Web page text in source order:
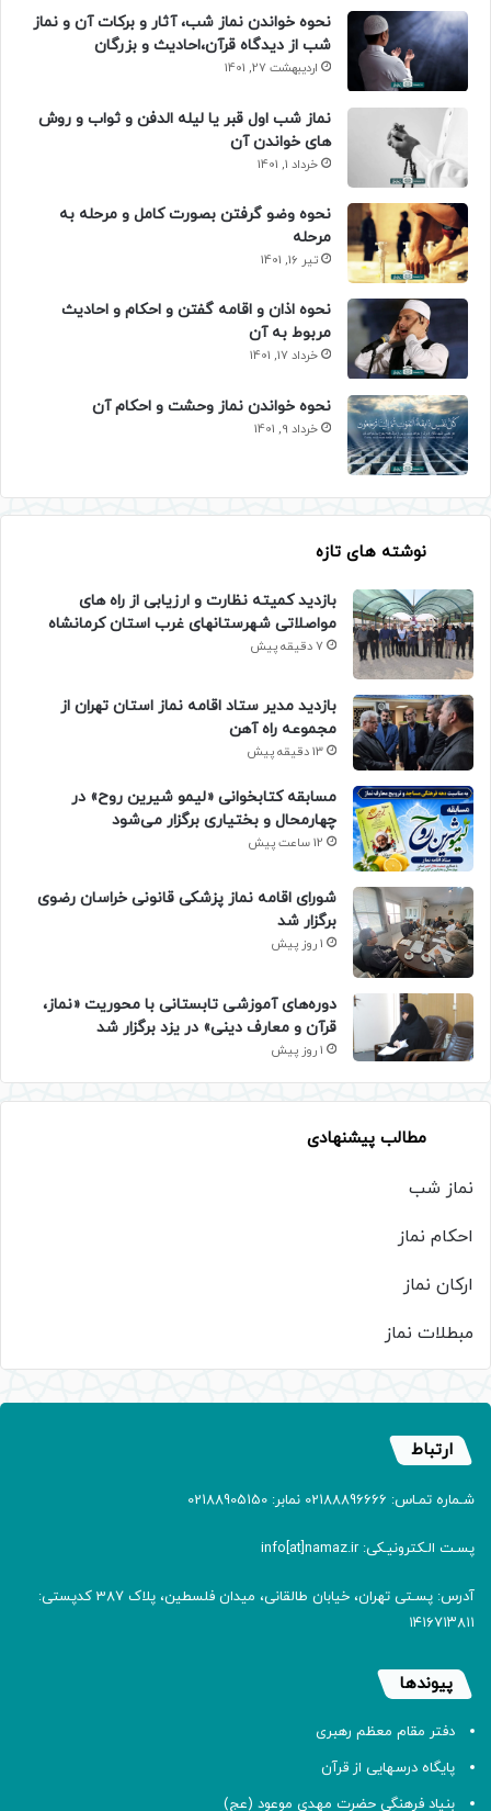
نحوه خواندن نماز شب، آثار و برکات آن و نماز
شب از دیدگاه قرآن،احادیث و بزرگان
اردیبهشت 27, 1401
نماز شب اول قبر یا لیله الدفن و ثواب و روش
های خواندن آن
خرداد 1, 1401
نحوه وضو گرفتن بصورت کامل و مرحله به
مرحله
تیر 16, 1401
نحوه اذان و اقامه گفتن و احکام و احادیث
مربوط به آن
خرداد 17, 1401
نحوه خواندن نماز وحشت و احکام آن
خرداد 9, 1401
نوشته های تازه
بازدید کمیته نظارت و ارزیابی از راه های
مواصلاتی شهرستانهای غرب استان کرمانشاه
7 دقیقه پیش
بازدید مدیر ستاد اقامه نماز استان تهران از
مجموعه راه آهن
13 دقیقه پیش
مسابقه کتابخوانی «لیمو شیرین روح» در
چهارمحال و بختیاری برگزار می‌شود
12 ساعت پیش
شورای اقامه نماز پزشکی قانونی خراسان رضوی
برگزار شد
1 روز پیش
دوره‌های آموزشی تابستانی با محوریت «نماز،
قرآن و معارف دینی» در یزد برگزار شد
1 روز پیش
مطالب پیشنهادی
نماز شب
احکام نماز
ارکان نماز
مبطلات نماز
ارتباط
شـماره تمـاس: 02188896666 نمابر: 02188905150
پسـت الـکترونیـکی: info[at]namaz.ir
آدرس: پسـتی تهران، خیابان طالقانی، میدان فلسطین، پلاک 387 کدپستی:
۱۴۱۶۷۱۳۸۱۱
پیوندها
دفتر مقام معظم رهبری
پایگاه درسهایی از قرآن
بنیاد فرهنگی حضرت مهدی موعود (عج)